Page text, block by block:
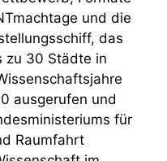
und die
das
zu 30 Städte in
ausgerufen und
für
Raumfahrt